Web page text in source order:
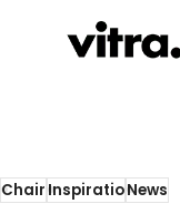
ChairInspiratioNews